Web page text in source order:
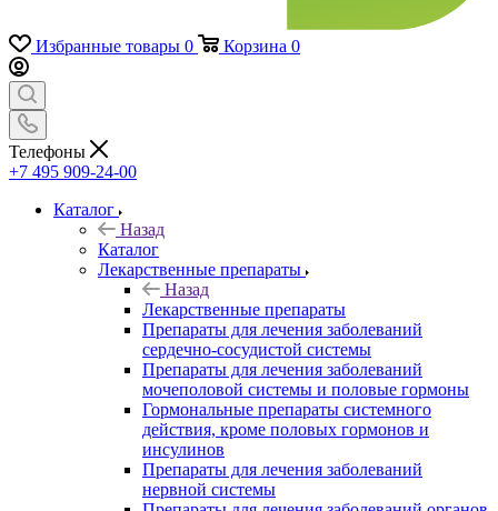
Избранные товары 0 Корзина 0
Телефоны
+7 495 909-24-00
Каталог
Назад
Каталог
Лекарственные препараты
Назад
Лекарственные препараты
Препараты для лечения заболеваний
сердечно-сосудистой системы
Препараты для лечения заболеваний
мочеполовой системы и половые гормоны
Гормональные препараты системного
действия, кроме половых гормонов и
инсулинов
Препараты для лечения заболеваний
нервной системы